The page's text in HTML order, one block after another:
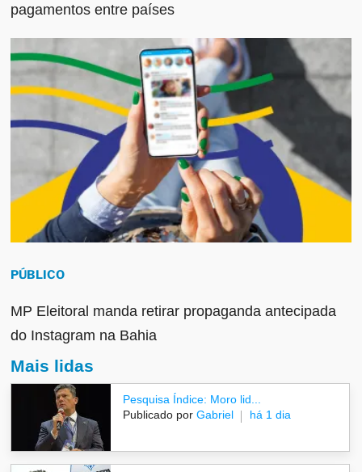
pagamentos entre países
PÚBLICO
MP Eleitoral manda retirar propaganda antecipada
do Instagram na Bahia
Mais lidas
Pesquisa Índice: Moro lid...
Publicado por Gabriel há 1 dia